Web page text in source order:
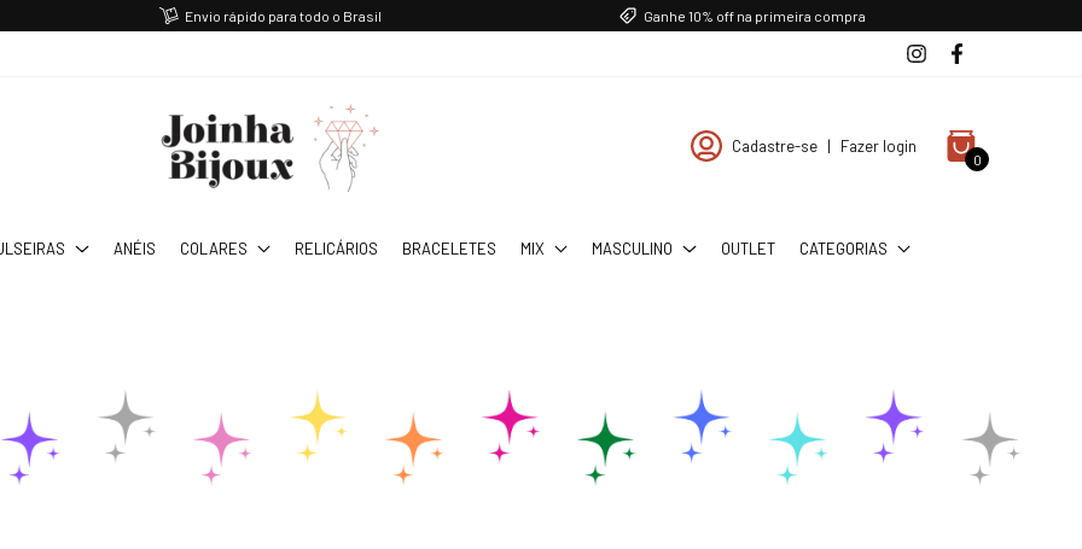
Envio rápido para todo o Brasil Ganhe 10% off na primeira compra
Cadastre-se | Fazer login
0
ANÉIS COLARES RELICÁRIOS BRACELETES MIX MASCULINO OUTLET CATEGORIAS